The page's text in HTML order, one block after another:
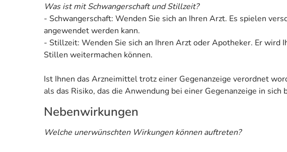
Was ist mit Schwangerschaft und Stillzeit?
- Schwangerschaft: Wenden Sie sich an Ihren Arzt. Es spielen
angewendet werden kann.
- Stillzeit: Wenden Sie sich an Ihren Arzt oder Apotheker. Er wird
Stillen weitermachen können.
Ist Ihnen das Arzneimittel trotz einer Gegenanzeige verordnet
als das Risiko, das die Anwendung bei einer Gegenanzeige in sich
Nebenwirkungen
Welche unerwünschten Wirkungen können auftreten?